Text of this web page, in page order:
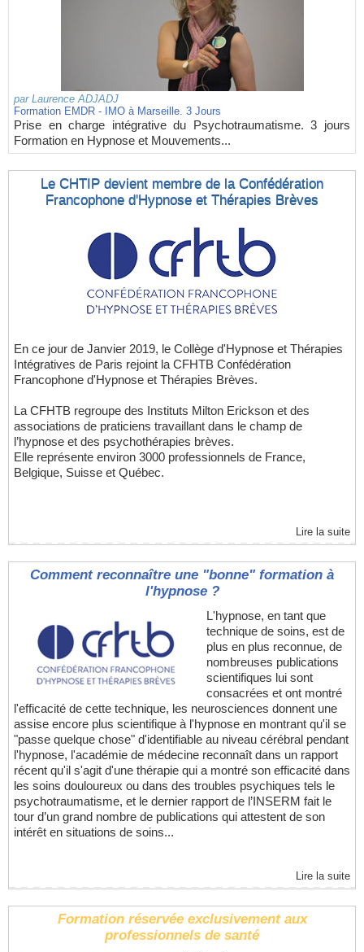
par Laurence ADJADJ
Formation EMDR - IMO à Marseille. 3 Jours
Prise en charge intégrative du Psychotraumatisme. 3 jours
Formation en Hypnose et Mouvements...
Le CHTIP devient membre de la Confédération
Francophone d'Hypnose et Thérapies Brèves
En ce jour de Janvier 2019, le Collège d'Hypnose et Thérapies
Intégratives de Paris rejoint la CFHTB Confédération
Francophone d'Hypnose et Thérapies Brèves.
La CFHTB regroupe des Instituts Milton Erickson et des
associations de praticiens travaillant dans le champ de
l’hypnose et des psychothérapies brèves.
Elle représente environ 3000 professionnels de France,
Belgique, Suisse et Québec.
Lire la suite
Comment reconnaître une "bonne" formation à
l'hypnose ?
L'hypnose, en tant que
technique de soins, est de
plus en plus reconnue, de
nombreuses publications
scientifiques lui sont
consacrées et ont montré
l'efficacité de cette technique, les neurosciences donnent une
assise encore plus scientifique à l'hypnose en montrant qu'il se
"passe quelque chose" d'identifiable au niveau cérébral pendant
l'hypnose, l'académie de médecine reconnaît dans un rapport
récent qu'il s'agit d'une thérapie qui a montré son efficacité dans
les soins douloureux ou dans des troubles psychiques tels le
psychotraumatisme, et le dernier rapport de l’INSERM fait le
tour d’un grand nombre de publications qui attestent de son
intérêt en situations de soins...
Lire la suite
Formation réservée exclusivement aux
professionnels de santé